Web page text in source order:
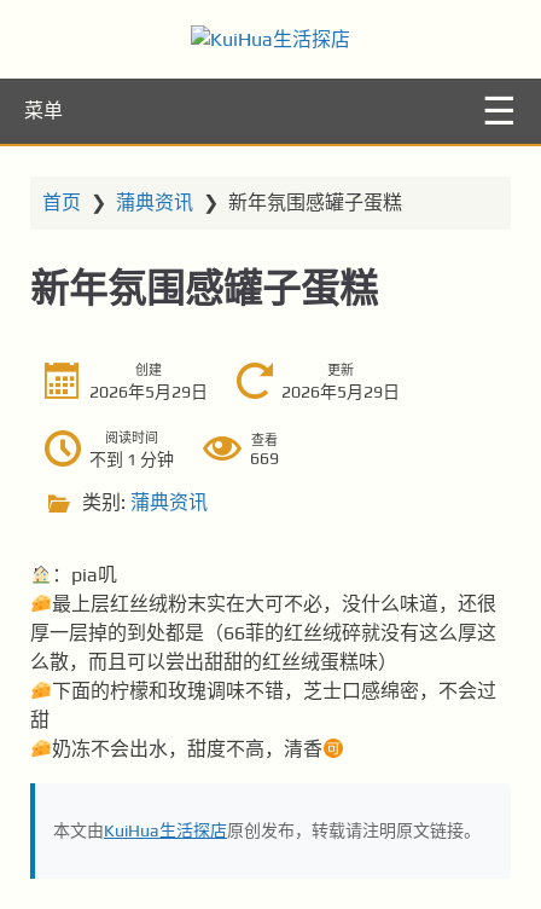
KuiHua生活探
店
菜单
首页 ❯ 蒲典资讯 ❯ 新年氛围感罐子蛋糕
新年氛围感罐子蛋糕
创建
2026年5月29日
更新
2026年5月29日
阅读时间
不到 1 分钟
查看
669
类别: 蒲典资讯
：pia叽
最上层红丝绒粉末实在大可不必，没什么味道，还很
厚一层掉的到处都是（66菲的红丝绒碎就没有这么厚这
么散，而且可以尝出甜甜的红丝绒蛋糕味）
下面的柠檬和玫瑰调味不错，芝士口感绵密，不会过
甜
奶冻不会出水，甜度不高，清香
本文由KuiHua生活探店原创发布，转载请注明原文链接。